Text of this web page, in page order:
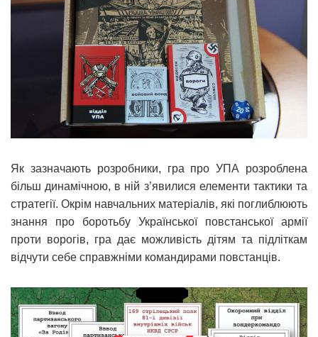
Як зазначають розробники, гра про УПА розроблена
більш динамічною, в ній з’явилися елементи тактики та
стратегії. Окрім навчальних матеріалів, які поглиблюють
знання про боротьбу Української повстанської армії
проти ворогів, гра дає можливість дітям та підліткам
відчути себе справжніми командирами повстанців.